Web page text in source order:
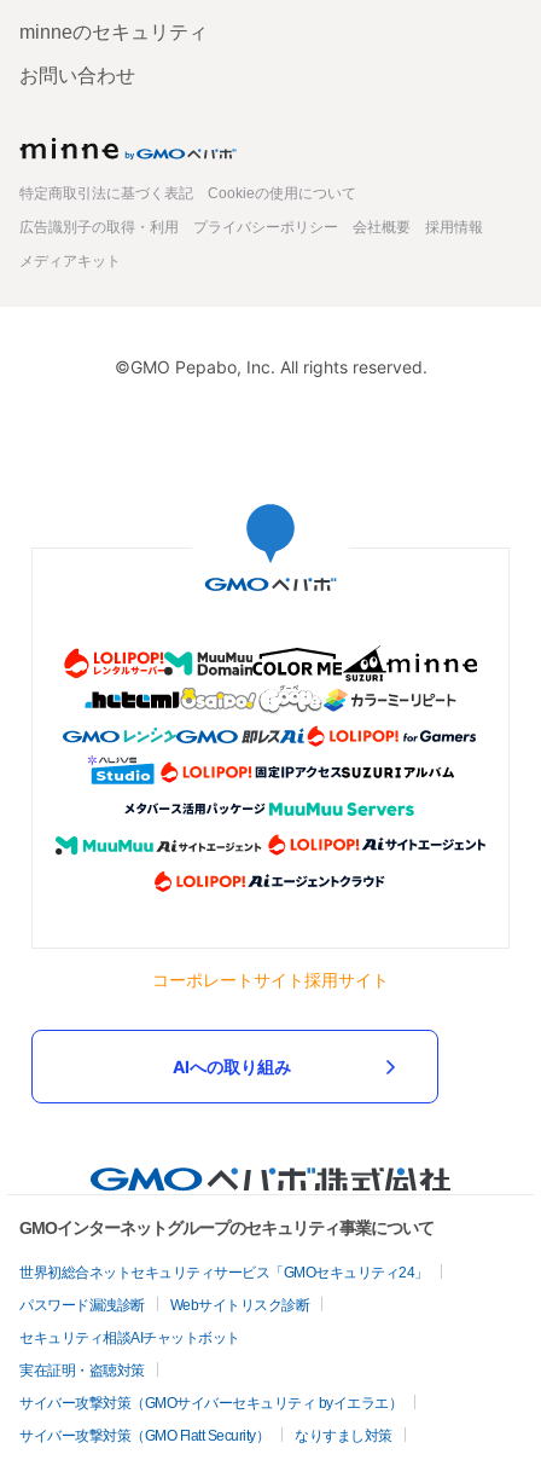
minneのセキュリティ
お問い合わせ
特定商取引法に基づく表記
Cookieの使用について
広告識別子の取得・利用
プライバシーポリシー 会社概要
採用情報
メディアキット
©GMO Pepabo, Inc. All rights reserved.
コーポレートサイト採用サイト
AIへの取り組み
GMOインターネットグループのセキュリティ事業について
世界初総合ネットセキュリティサービス「GMOセキュリティ24」
パスワード漏洩診断
Webサイトリスク診断
セキュリティ相談AIチャットボット
実在証明・盗聴対策
サイバー攻撃対策（GMOサイバーセキュリティ byイエラエ）
サイバー攻撃対策（GMO Flatt Security）
なりすまし対策